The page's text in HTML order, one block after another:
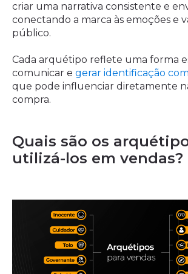
criar uma narrativa consistente e
conectando a marca às emoções e
público.
Cada arquétipo reflete uma forma
comunicar e gerar identificação
que pode influenciar diretamente
compra.
Quais são os
utilizá-los em vendas?